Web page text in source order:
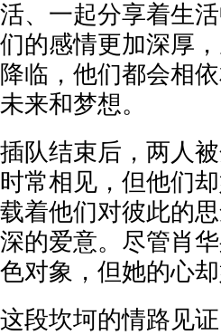
活、一起分享着生
们的感情更加深厚
降临，他们都会相
未来和梦想。
插队结束后，两人
时常相见，但他们
载着他们对彼此的
深的爱意。尽管肖
色对象，但她的心
这段坎坷的情路见